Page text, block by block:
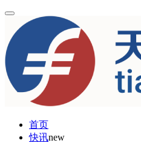
首页
快讯new